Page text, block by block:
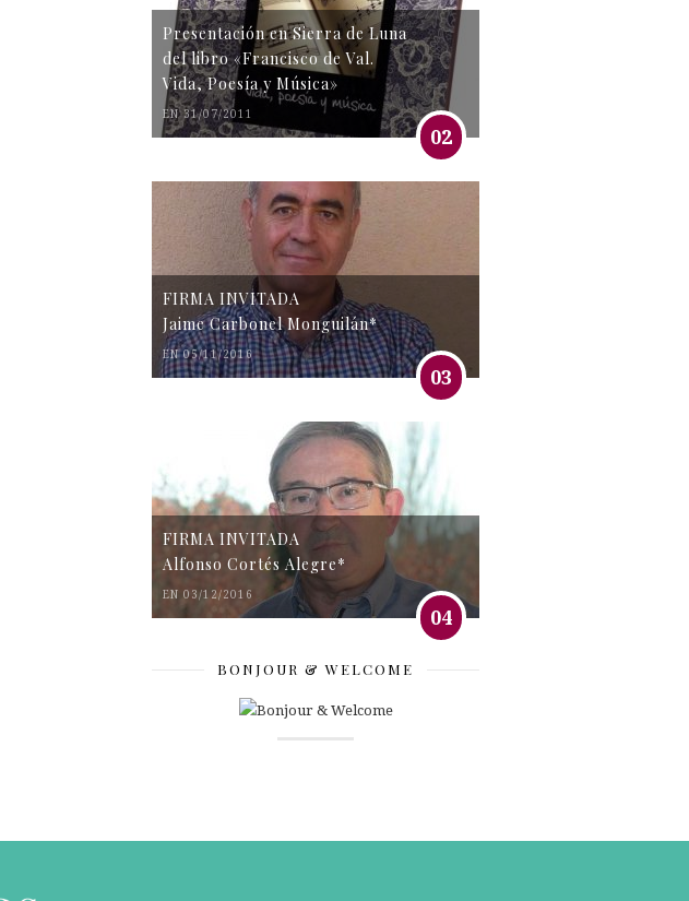
Presentación en Sierra de Luna
del libro «Francisco de Val.
Vida, Poesía y Música»
EN 31/07/2011
02
FIRMA INVITADA
Jaime Carbonel Monguilán*
EN 05/11/2016
03
FIRMA INVITADA
Alfonso Cortés Alegre*
EN 03/12/2016
04
BONJOUR & WELCOME